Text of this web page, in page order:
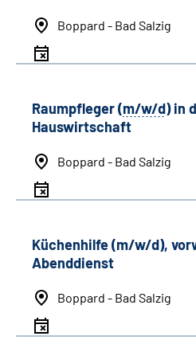
Boppard - Bad Salzig
Raumpfleger (m/w/d) in
Hauswirtschaft
Boppard - Bad Salzig
Küchenhilfe (m/w/d),
Abenddienst
Boppard - Bad Salzig